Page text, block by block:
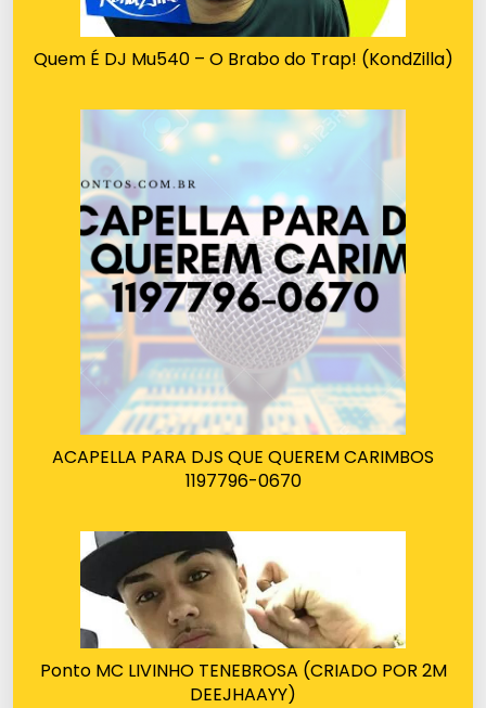
Quem É DJ Mu540 – O Brabo do Trap! (KondZilla)
ACAPELLA PARA DJS QUE QUEREM CARIMBOS
1197796-0670
Ponto MC LIVINHO TENEBROSA (CRIADO POR 2M
DEEJHAAYY)